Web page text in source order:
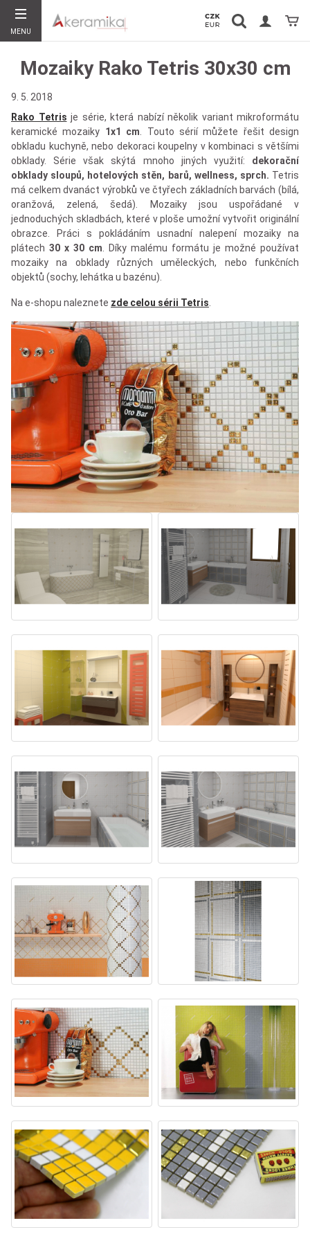
MENU
Vyhledávání Košík
Mozaiky Rako Tetris 30x30 cm
9. 5. 2018
Rako Tetris je série, která nabízí několik variant mikroformátu
keramické mozaiky 1x1 cm . Touto sérií můžete řešit design
obkladu kuchyně, nebo dekoraci koupelny v kombinaci s většími
obklady. Série však skýtá mnoho jiných využití: dekorační
obklady sloupů, hotelových stěn, barů, wellness, sprch. Tetris
má celkem dvanáct výrobků ve čtyřech základních barvách (bílá,
oranžová, zelená, šedá). Mozaiky jsou uspořádané v
jednoduchých skladbách, které v ploše umožní vytvořit originální
obrazce. Práci s pokládáním usnadní nalepení mozaiky na
plátech 30 x 30 cm . Díky malému formátu je možné používat
mozaiky na obklady různých uměleckých, nebo funkčních
objektů (sochy, lehátka u bazénu).
Na e-shopu naleznete zde celou sérii Tetris